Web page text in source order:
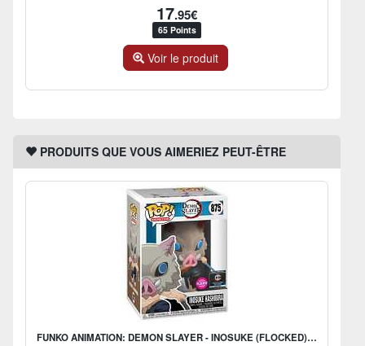
17.95€
65 Points
Voir le produit
PRODUITS QUE VOUS AIMERIEZ PEUT-ÊTRE
FUNKO ANIMATION: DEMON SLAYER - INOSUKE (FLOCKED) - US EXCLUSIVE